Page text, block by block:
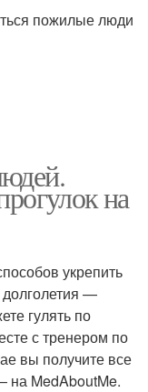
пожилые люди
на
укрепить
долголетия —
гулять по
с тренером по
вы получите все
на MedAboutMe.